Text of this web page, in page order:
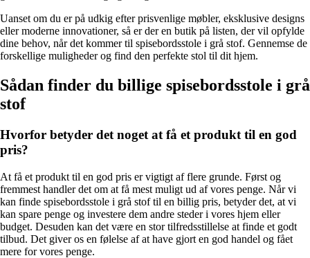
Uanset om du er på udkig efter prisvenlige møbler, eksklusive designs
eller moderne innovationer, så er der en butik på listen, der vil opfylde
dine behov, når det kommer til spisebordsstole i grå stof. Gennemse de
forskellige muligheder og find den perfekte stol til dit hjem.
Sådan finder du billige spisebordsstole i grå
stof
Hvorfor betyder det noget at få et produkt til en god
pris?
At få et produkt til en god pris er vigtigt af flere grunde. Først og
fremmest handler det om at få mest muligt ud af vores penge. Når vi
kan finde spisebordsstole i grå stof til en billig pris, betyder det, at vi
kan spare penge og investere dem andre steder i vores hjem eller
budget. Desuden kan det være en stor tilfredsstillelse at finde et godt
tilbud. Det giver os en følelse af at have gjort en god handel og fået
mere for vores penge.